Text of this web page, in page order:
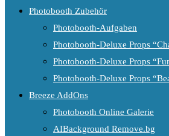
Photobooth Zubehör
Photobooth-Aufgaben
Photobooth-Deluxe Props
Photobooth-Deluxe Props
Photobooth-Deluxe Props
Breeze AddOns
Photobooth Online Galerie
AIBackground Remove.bg